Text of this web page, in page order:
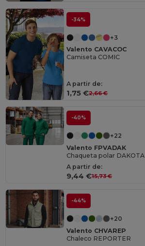
-34%
+3
Valento CAVACOC
Camiseta COMIC
A partir de:
1,75 €2,66 €
-40%
+22
Valento FPVADAK
Chaqueta polar DAKOTA
A partir de:
9,44 €15,73 €
-44%
+20
Valento CHVAREP
Chaleco REPORTER